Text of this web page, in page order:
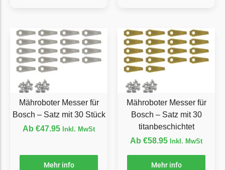
Fuxtec
Fuxtec Messer
Begrenzungsdraht
Garden Feelings
Garden Feelings Messer
Begrenzungsdraht
Greenworks
Begrenzungsdraht
Mähroboter Messer für
Bosch – Satz mit 30 Stück
Ab €47.95 Inkl. MwSt
Mehr info
Mähroboter Messer für
Bosch – Satz mit 30
titanbeschichtet
Ab €58.95 Inkl. MwSt
Mehr info